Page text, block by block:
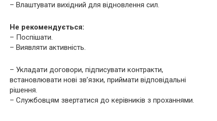
– Влаштувати вихідний для відновлення сил.
Не рекомендується:
– Поспішати.
– Виявляти активність.
– Укладати договори, підписувати контракти,
встановлювати нові зв’язки, приймати відповідальні
рішення.
– Службовцям звертатися до керівників з проханнями.